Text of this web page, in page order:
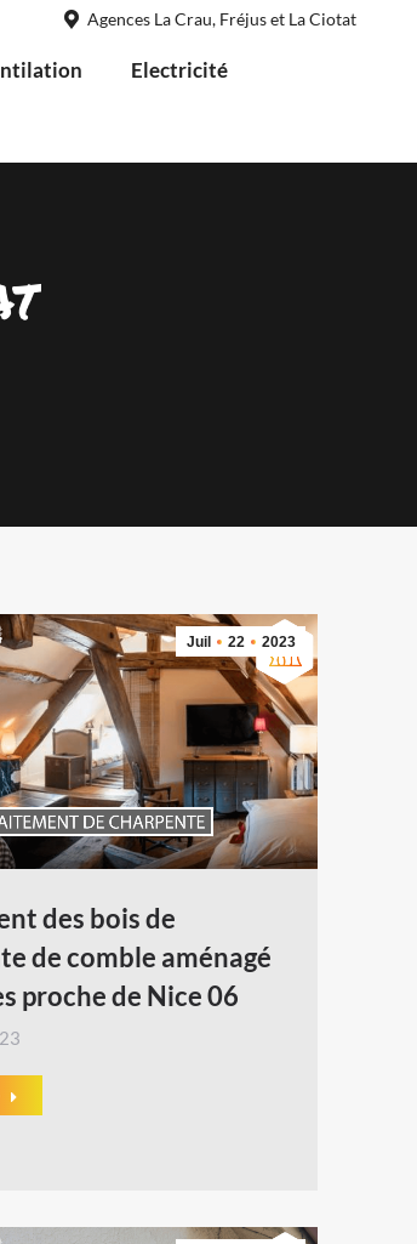
Agences La Crau, Fréjus et La Ciotat
Electricité
Juil 22 2023
des bois de
de comble aménagé
proche de Nice 06